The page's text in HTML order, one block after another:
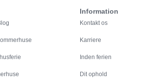
Information
Kontakt os
Karriere
Inden ferien
Dit ophold